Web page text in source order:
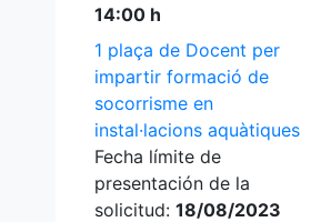
14:00 h
1 plaça de Docent per
impartir formació de
socorrisme en
instal·lacions aquàtiques
Fecha límite de
presentación de la
solicitud: 18/08/2023